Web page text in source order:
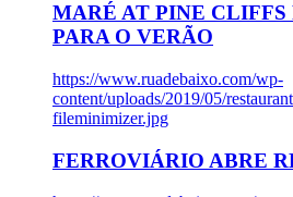
MARÉ AT PINE CLIFFS
PARA O VERÃO
https://www.ruadebaixo.com/wp-
content/uploads/2019/05/
fileminimizer.jpg
FERROVIÁRIO ABRE